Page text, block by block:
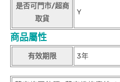
是否可門市/超商
取貨
Y
商品屬性
有效期限 3年